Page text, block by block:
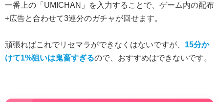
一番上の「UMICHAN」を入力することで、ゲーム内の配布
+広告と合わせて3連分のガチャが回せます。
頑張ればこれでリセマラができなくはないですが、 15分か
けて1%狙いは鬼畜すぎるので、おすすめはできないです。